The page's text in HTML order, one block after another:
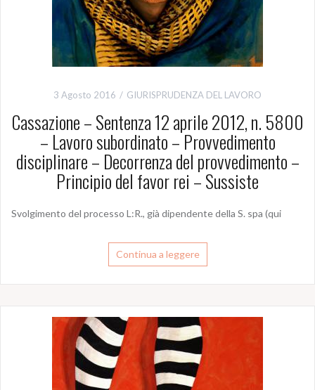
3 Agosto 2016 GIURISPRUDENZA DEL LAVORO
Cassazione – Sentenza 12 aprile 2012, n. 5800
– Lavoro subordinato – Provvedimento
disciplinare – Decorrenza del provvedimento –
Principio del favor rei – Sussiste
Svolgimento del processo L:R., già dipendente della S. spa (qui
Continua a leggere